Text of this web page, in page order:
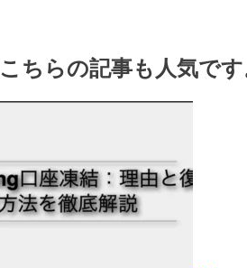
こちらの記事も人気で